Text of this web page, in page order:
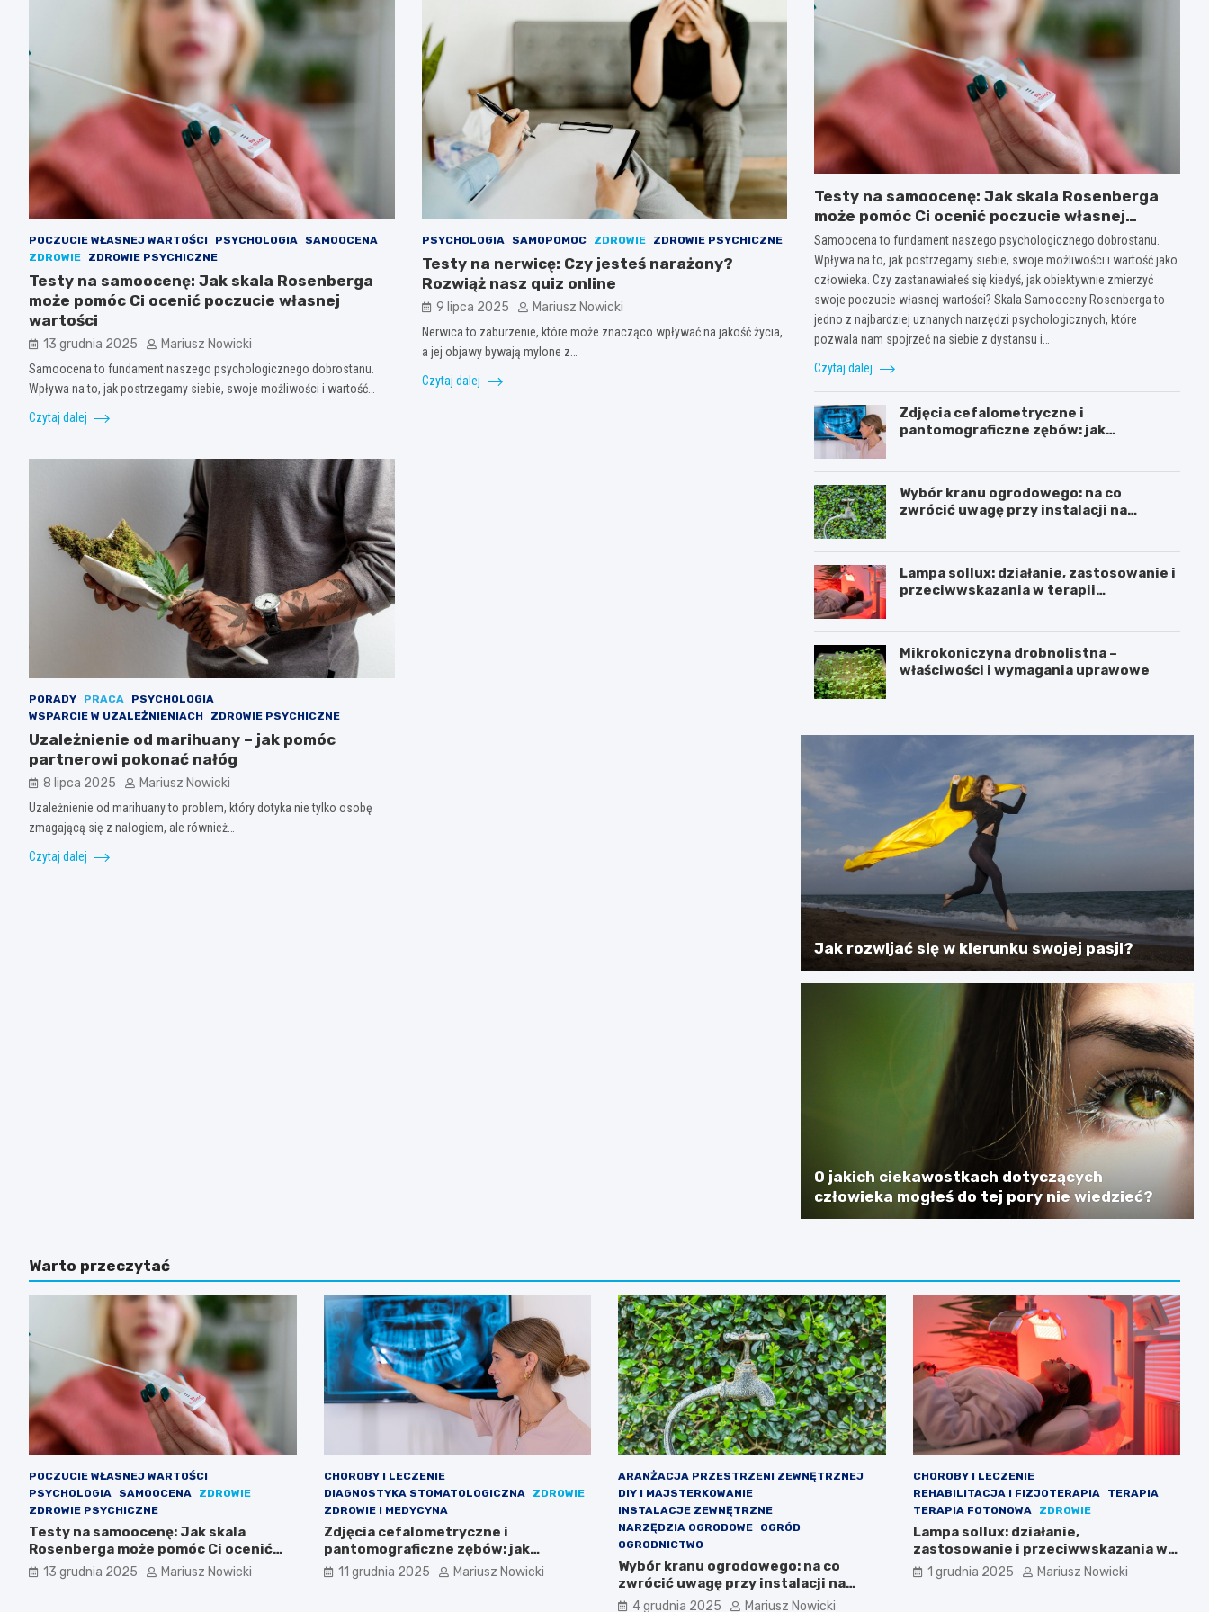
POCZUCIE WŁASNEJ WARTOŚCI PSYCHOLOGIA
SAMOOCENA
ZDROWIE
ZDROWIE PSYCHICZNE
Testy na samoocenę: Jak skala Rosenberga
może pomóc Ci ocenić poczucie własnej
wartości
13 grudnia 2025 Mariusz Nowicki
Samoocena to fundament naszego psychologicznego dobrostanu.
Wpływa na to, jak postrzegamy siebie, swoje możliwości i wartość…
Czytaj dalej
PSYCHOLOGIA SAMOPOMOC ZDROWIE ZDROWIE PSYCHICZNE
Testy na nerwicę: Czy jesteś narażony?
Rozwiąż nasz quiz online
9 lipca 2025 Mariusz Nowicki
Nerwica to zaburzenie, które może znacząco wpływać na jakość życia,
a jej objawy bywają mylone z…
Czytaj dalej
PORADY PRACA
PSYCHOLOGIA
WSPARCIE W UZALEŻNIENIACH
ZDROWIE PSYCHICZNE
Uzależnienie od marihuany – jak pomóc
partnerowi pokonać nałóg
8 lipca 2025 Mariusz Nowicki
Uzależnienie od marihuany to problem, który dotyka nie tylko osobę
zmagającą się z nałogiem, ale również…
Czytaj dalej
Testy na samoocenę: Jak skala Rosenberga
może pomóc Ci ocenić poczucie własnej
wartości
Samoocena to fundament naszego psychologicznego dobrostanu.
Wpływa na to, jak postrzegamy siebie, swoje możliwości i wartość jako
człowieka. Czy zastanawiałeś się kiedyś, jak obiektywnie zmierzyć
swoje poczucie własnej wartości? Skala Samooceny Rosenberga to
jedno z najbardziej uznanych narzędzi psychologicznych, które
pozwala nam spojrzeć na siebie z dystansu i…
Czytaj dalej
Zdjęcia cefalometryczne i
pantomograficzne zębów: jak
Wybór kranu ogrodowego: na co
zwrócić uwagę przy instalacji na
Lampa sollux: działanie, zastosowanie i
przeciwwskazania w terapii
Mikrokoniczyna drobnolistna –
właściwości i wymagania uprawowe
Jak rozwijać się w kierunku swojej pasji?
O jakich ciekawostkach dotyczących
człowieka mogłeś do tej pory nie wiedzieć?
Warto przeczytać
POCZUCIE WŁASNEJ WARTOŚCI
PSYCHOLOGIA
SAMOOCENA
ZDROWIE
ZDROWIE PSYCHICZNE
Testy na samoocenę: Jak skala
Rosenberga może pomóc Ci ocenić
poczucie własnej wartości
13 grudnia 2025 Mariusz Nowicki
CHOROBY I LECZENIE
DIAGNOSTYKA STOMATOLOGICZNA
ZDROWIE
ZDROWIE I MEDYCYNA
Zdjęcia cefalometryczne i
pantomograficzne zębów: jak
wyglądają, cena i wskazania
11 grudnia 2025 Mariusz Nowicki
ARANŻACJA PRZESTRZENI ZEWNĘTRZNEJ
DIY I MAJSTERKOWANIE
INSTALACJE ZEWNĘTRZNE
NARZĘDZIA OGRODOWE
OGRÓD
OGRODNICTWO
Wybór kranu ogrodowego: na co
zwrócić uwagę przy instalacji na
elewacji i w ogrodzie
4 grudnia 2025 Mariusz Nowicki
CHOROBY I LECZENIE
REHABILITACJA I FIZJOTERAPIA
TERAPIA
TERAPIA FOTONOWA
ZDROWIE
Lampa sollux: działanie,
zastosowanie i przeciwwskazania w
terapii naświetlaniem
1 grudnia 2025 Mariusz Nowicki